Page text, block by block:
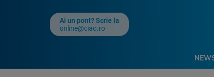
Ai un pont? Scrie la
online@ciao.ro